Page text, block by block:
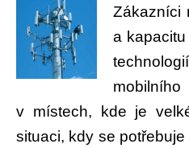
Zákazníci
a
v místech, kde je
situaci, kdy se